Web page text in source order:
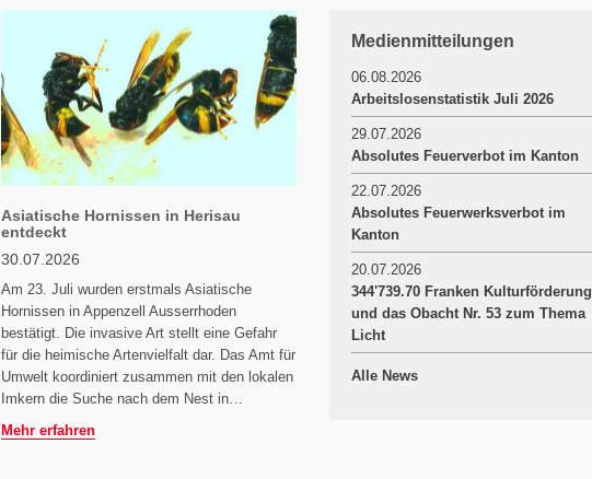
Asiatische Hornissen in Herisau
entdeckt
30.07.2026
Am 23. Juli wurden erstmals Asiatische
Hornissen in Appenzell Ausserrhoden
bestätigt. Die invasive Art stellt eine Gefahr
für die heimische Artenvielfalt dar. Das Amt für
Umwelt koordiniert zusammen mit den lokalen
Imkern die Suche nach dem Nest in…
Mehr erfahren
Medienmitteilungen
06.08.2026
Arbeitslosenstatistik Juli 2026
29.07.2026
Absolutes Feuerverbot im Kanton
22.07.2026
Absolutes Feuerwerksverbot im
Kanton
20.07.2026
344'739.70 Franken Kulturförderung
und das Obacht Nr. 53 zum Thema
Licht
Alle News